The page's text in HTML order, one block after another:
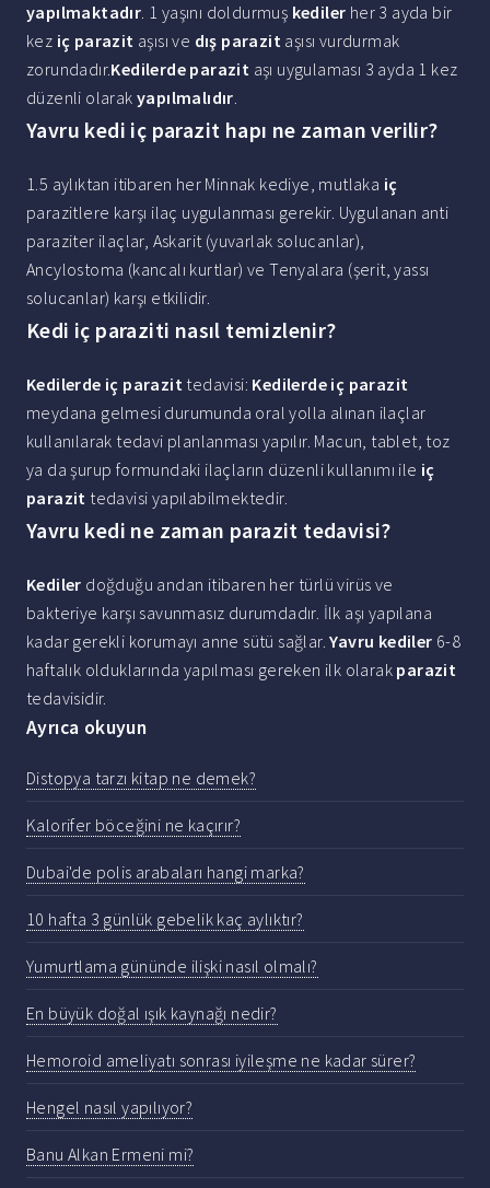
yapılmaktadır. 1 yaşını doldurmuş kediler her 3 ayda bir
kez iç parazit aşısı ve dış parazit aşısı vurdurmak
zorundadır.Kedilerde parazit aşı uygulaması 3 ayda 1 kez
düzenli olarakyapılmalıdır.
Yavru kedi iç parazit hapı ne zaman verilir?
1.5 aylıktan itibaren her Minnak kediye, mutlaka iç
parazitlere karşı ilaç uygulanması gerekir. Uygulanan anti
paraziter ilaçlar, Askarit (yuvarlak solucanlar),
Ancylostoma (kancalı kurtlar) ve Tenyalara (şerit, yassı
solucanlar) karşı etkilidir.
Kedi iç paraziti nasıl temizlenir?
Kedilerde iç parazit tedavisi: Kedilerde iç parazit
meydana gelmesi durumunda oral yolla alınan ilaçlar
kullanılarak tedavi planlanması yapılır. Macun, tablet, toz
ya da şurup formundaki ilaçların düzenli kullanımı ile iç
parazit tedavisi yapılabilmektedir.
Yavru kedi ne zaman parazit tedavisi?
Kediler doğduğu andan itibaren her türlü virüs ve
bakteriye karşı savunmasız durumdadır. İlk aşı yapılana
kadar gerekli korumayı anne sütü sağlar.Yavru kediler 6-8
haftalık olduklarında yapılması gereken ilk olarak parazit
tedavisidir.
Ayrıca okuyun
Distopya tarzı kitap ne demek?
Kalorifer böceğini ne kaçırır?
Dubai'de polis arabaları hangi marka?
10 hafta 3 günlük gebelik kaç aylıktır?
Yumurtlama gününde ilişki nasıl olmalı?
En büyük doğal ışık kaynağı nedir?
Hemoroid ameliyatı sonrası iyileşme ne kadar sürer?
Hengel nasıl yapılıyor?
Banu Alkan Ermeni mi?